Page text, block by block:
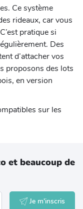
Ce système
rideaux, car vous
pratique si
Des
d’attacher vos
proposons des lots
en version
sur les
et beaucoup de
Je m'inscris